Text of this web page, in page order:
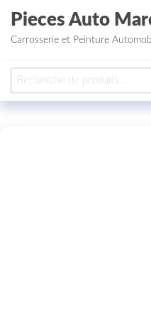
Aller au contenu
Pieces Auto
Carrosserie et Peinture
Recherche pour :